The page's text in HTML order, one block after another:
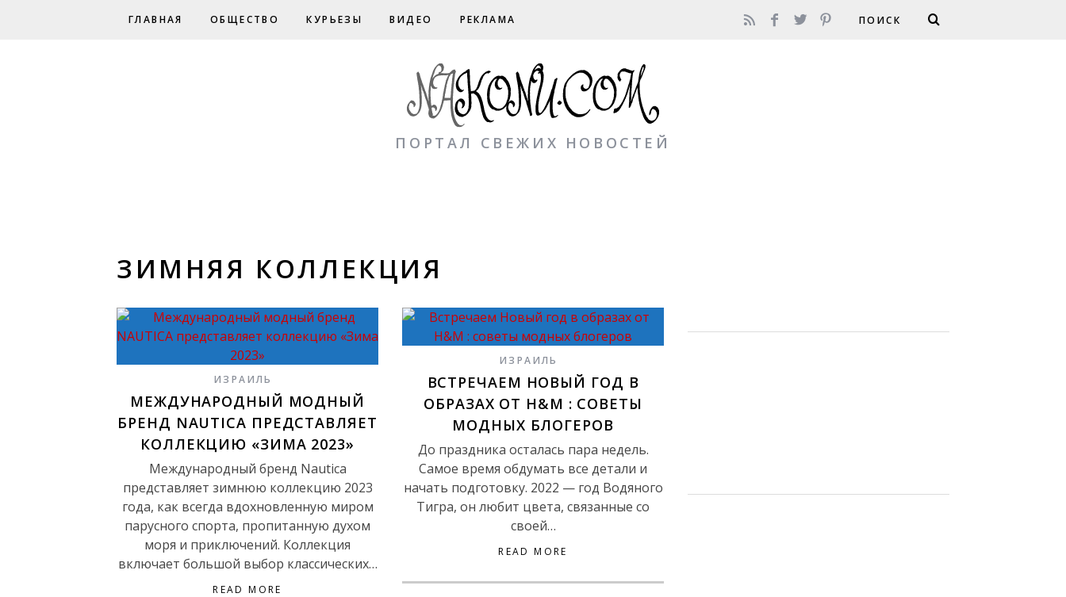
ГЛАВНАЯ ОБЩЕСТВО КУРЬЕЗЫ ВИДЕО РЕКЛАМА
ПОРТАЛ СВЕЖИХ НОВОСТЕЙ
ЗИМНЯЯ КОЛЛЕКЦИЯ
ИЗРАИЛЬ
МЕЖДУНАРОДНЫЙ МОДНЫЙ
БРЕНД NAUTICA ПРЕДСТАВЛЯЕТ
КОЛЛЕКЦИЮ «ЗИМА 2023»
Международный бренд Nautica
представляет зимнюю коллекцию 2023
года, как всегда вдохновленную миром
парусного спорта, пропитанную духом
моря и приключений. Коллекция
включает большой выбор классических…
READ MORE
ИЗРАИЛЬ
ВСТРЕЧАЕМ НОВЫЙ ГОД В
ОБРАЗАХ ОТ H&M : СОВЕТЫ
МОДНЫХ БЛОГЕРОВ
До праздника осталась пара недель.
Самое время обдумать все детали и
начать подготовку. 2022 — год Водяного
Тигра, он любит цвета, связанные со
своей…
READ MORE